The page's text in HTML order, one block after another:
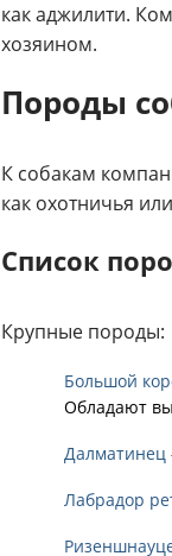
как аджилити.
хозяином.
Породы
К собакам
как охотничья
Список
Крупные породы:
Большой
Обладают
Далматинец
Лабрадор